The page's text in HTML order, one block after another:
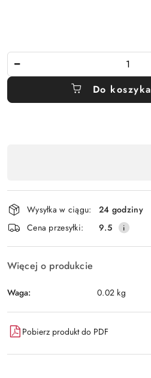
Do koszyka
płatność
i
dostawa
Wysyłka w ciągu:
24 godziny
Cena przesyłki:
9.5
Więcej o produkcie
Waga: 0.02 kg
Pobierz produkt do PDF